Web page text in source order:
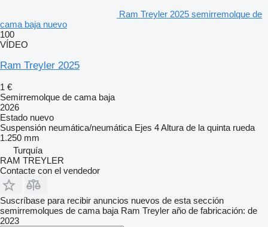
Ram Treyler 2025 semirremolque de
cama baja nuevo
100
VÍDEO
Ram Treyler 2025
1 €
Semirremolque de cama baja
2026
Estado nuevo
Suspensión neumática/neumática Ejes 4Altura de la quinta rueda
1.250 mm
Turquía
RAM TREYLER
Contacte con el vendedor
Suscríbase para recibir anuncios nuevos de esta sección
semirremolques de cama baja Ram Treyler año de fabricación: de
2023